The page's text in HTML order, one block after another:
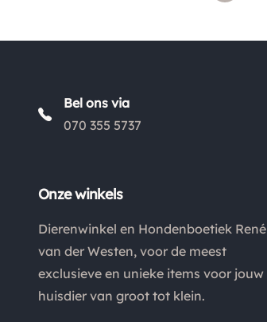
Bel ons via
070 355 5737
Onze winkels
Dierenwinkel en Hondenboetiek René
van der Westen, voor de meest
exclusieve en unieke items voor jouw
huisdier van groot tot klein.